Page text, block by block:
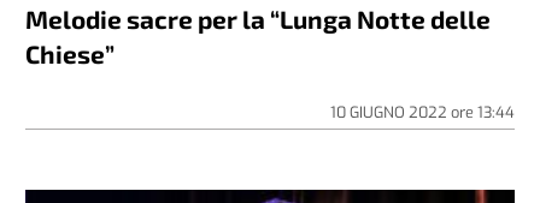
Melodie sacre per la “Lunga Notte delle
Chiese”
10 GIUGNO 2022 ore 13:44